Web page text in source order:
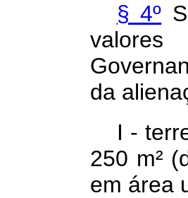
§ 4º
da
I -
250 m²
em área